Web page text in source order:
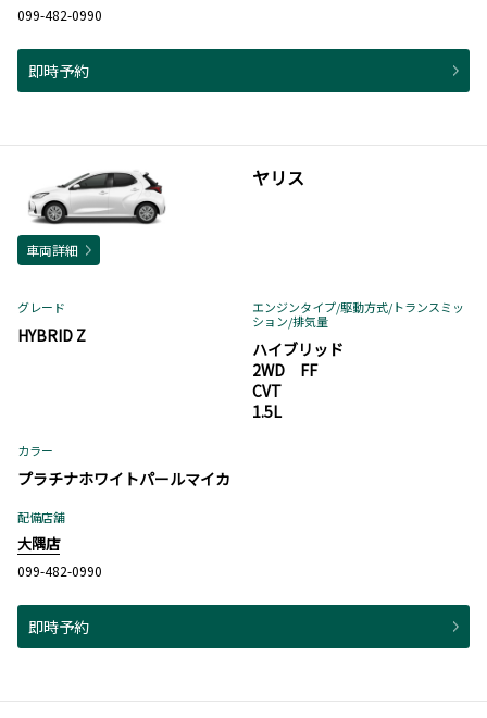
099-482-0990
即時予約
ヤリス
車両詳細
グレード
HYBRID Z
エンジンタイプ/駆動方式/トランスミッ
ション/排気量
ハイブリッド
2WD FF
CVT
1.5L
カラー
プラチナホワイトパールマイカ
配備店舗
大隅店
099-482-0990
即時予約